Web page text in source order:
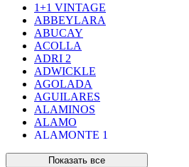
1+1 VINTAGE
ABBEYLARA
ABUCAY
ACOLLA
ADRI 2
ADWICKLE
AGOLADA
AGUILARES
ALAMINOS
ALAMO
ALAMONTE 1
ALBARACCIN
Показать все